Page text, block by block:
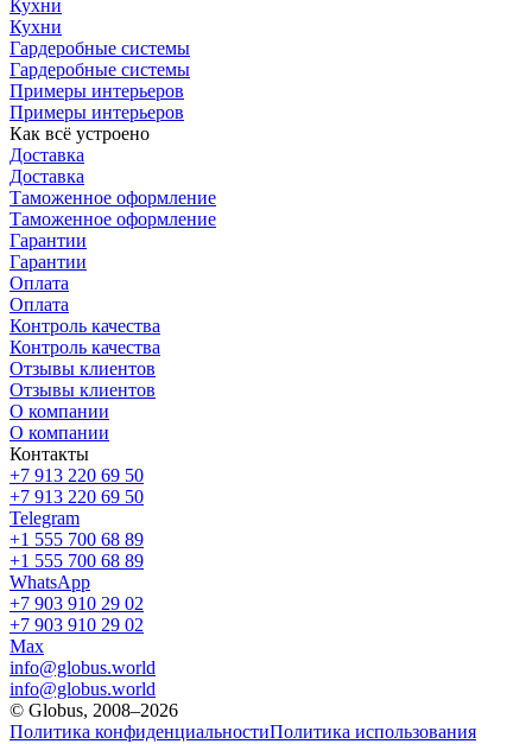
Кухни
Кухни
Гардеробные системы
Гардеробные системы
Примеры интерьеров
Примеры интерьеров
Как всё устроено
Доставка
Доставка
Таможенное оформление
Таможенное оформление
Гарантии
Гарантии
Оплата
Оплата
Контроль качества
Контроль качества
Отзывы клиентов
Отзывы клиентов
О компании
О компании
Контакты
+7 913 220 69 50
+7 913 220 69 50
Telegram
+1 555 700 68 89
+1 555 700 68 89
WhatsApp
+7 903 910 29 02
+7 903 910 29 02
Max
info@globus.world
info@globus.world
© Globus, 2008–2026
Политика конфиденциальностиПолитика использования